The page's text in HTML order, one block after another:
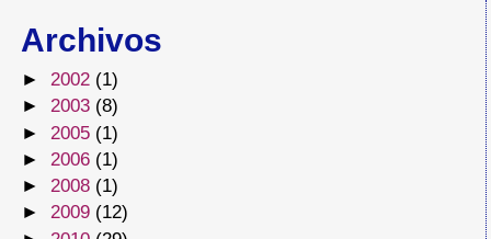
Archivos
► 2002 (1)
► 2003 (8)
► 2005 (1)
► 2006 (1)
► 2008 (1)
► 2009 (12)